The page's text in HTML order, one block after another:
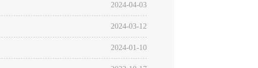
2024-04-03
2024-03-12
2024-01-10